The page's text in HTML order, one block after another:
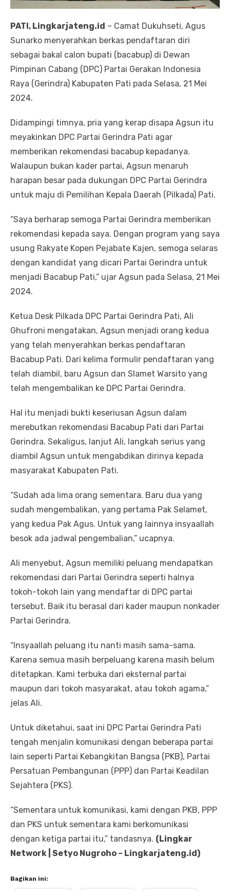
PATI, Lingkarjateng.id – Camat Dukuhseti, Agus
Sunarko menyerahkan berkas pendaftaran diri
sebagai bakal calon bupati (bacabup) di Dewan
Pimpinan Cabang (DPC) Partai Gerakan Indonesia
Raya (Gerindra) Kabupaten Pati pada Selasa, 21 Mei
2024.
Didampingi timnya, pria yang kerap disapa Agsun itu
meyakinkan DPC Partai Gerindra Pati agar
memberikan rekomendasi bacabup kepadanya.
Walaupun bukan kader partai, Agsun menaruh
harapan besar pada dukungan DPC Partai Gerindra
untuk maju di Pemilihan Kepala Daerah (Pilkada) Pati.
“Saya berharap semoga Partai Gerindra memberikan
rekomendasi kepada saya. Dengan program yang saya
usung Rakyate Kopen Pejabate Kajen, semoga selaras
dengan kandidat yang dicari Partai Gerindra untuk
menjadi Bacabup Pati,” ujar Agsun pada Selasa, 21 Mei
2024.
Ketua Desk Pilkada DPC Partai Gerindra Pati, Ali
Ghufroni mengatakan, Agsun menjadi orang kedua
yang telah menyerahkan berkas pendaftaran
Bacabup Pati. Dari kelima formulir pendaftaran yang
telah diambil, baru Agsun dan Slamet Warsito yang
telah mengembalikan ke DPC Partai Gerindra.
Hal itu menjadi bukti keseriusan Agsun dalam
merebutkan rekomendasi Bacabup Pati dari Partai
Gerindra. Sekaligus, lanjut Ali, langkah serius yang
diambil Agsun untuk mengabdikan dirinya kepada
masyarakat Kabupaten Pati.
“Sudah ada lima orang sementara. Baru dua yang
sudah mengembalikan, yang pertama Pak Selamet,
yang kedua Pak Agus. Untuk yang lainnya insyaallah
besok ada jadwal pengembalian,” ucapnya.
Ali menyebut, Agsun memiliki peluang mendapatkan
rekomendasi dari Partai Gerindra seperti halnya
tokoh-tokoh lain yang mendaftar di DPC partai
tersebut. Baik itu berasal dari kader maupun nonkader
Partai Gerindra.
“Insyaallah peluang itu nanti masih sama-sama.
Karena semua masih berpeluang karena masih belum
ditetapkan. Kami terbuka dari eksternal partai
maupun dari tokoh masyarakat, atau tokoh agama,”
jelas Ali.
Untuk diketahui, saat ini DPC Partai Gerindra Pati
tengah menjalin komunikasi dengan beberapa partai
lain seperti Partai Kebangkitan Bangsa (PKB), Partai
Persatuan Pembangunan (PPP) dan Partai Keadilan
Sejahtera (PKS).
“Sementara untuk komunikasi, kami dengan PKB, PPP
dan PKS untuk sementara kami berkomunikasi
dengan ketiga partai itu,” tandasnya. (Lingkar
Network | Setyo Nugroho – Lingkarjateng.id)
Bagikan ini: